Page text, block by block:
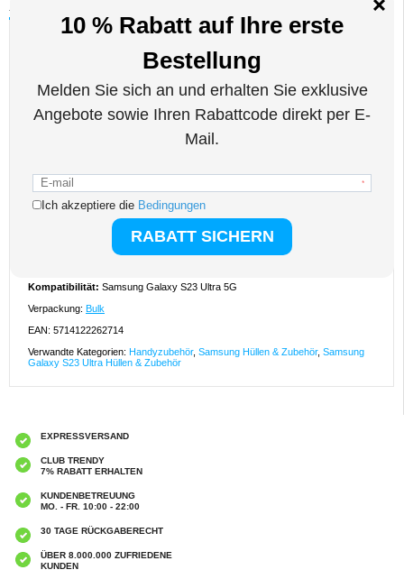
Beschreibung
DG.Ming 2-in-1 Lederhülle mit Abnehmbarere Geldbörse für Samsung
ausgezeichnete Kombination aus einer flip-tasche und einem abnehmbaren
magnetischen Cover. Diese Hülle ist multifunktional, mit Kartenfächern und
einer Tasche für Geld, hält alles zusammen. Metall-Snap-on-Verschluss sorgt
für zusätzliche Sicherheit und macht es möglich, die Tasche zum Stativ für die
Eigenschaften:
- Geldbörse Tasche im Book-Style mit einem abnehmbaren Samsung Galaxy
S23 Ultra 5G Cover
- Bietet zusätzliche Sicherheit mit einem Metall-Snap-on-Verschluss
- Ermöglicht einfachen Zugriff auf alle Bedienelemente und Tasten
- Drei Slots für Kreditkarten und eine Bargeldtasche
- Kann als Stativ für Ihr Samsung Galaxy S23 Ultra 5G verwendet werden
Kompatibilität: Samsung Galaxy S23 Ultra 5G
Verpackung: Bulk
EAN: 5714122262714
Verwandte Kategorien: Handyzubehör, Samsung Hüllen & Zubehör, Samsung
Galaxy S23 Ultra Hüllen & Zubehör
EXPRESSVERSAND
CLUB TRENDY
7% RABATT ERHALTEN
KUNDENBETREUUNG
MO. - FR. 10:00 - 22:00
30 TAGE RÜCKGABERECHT
ÜBER 8.000.000 ZUFRIEDENE
KUNDEN